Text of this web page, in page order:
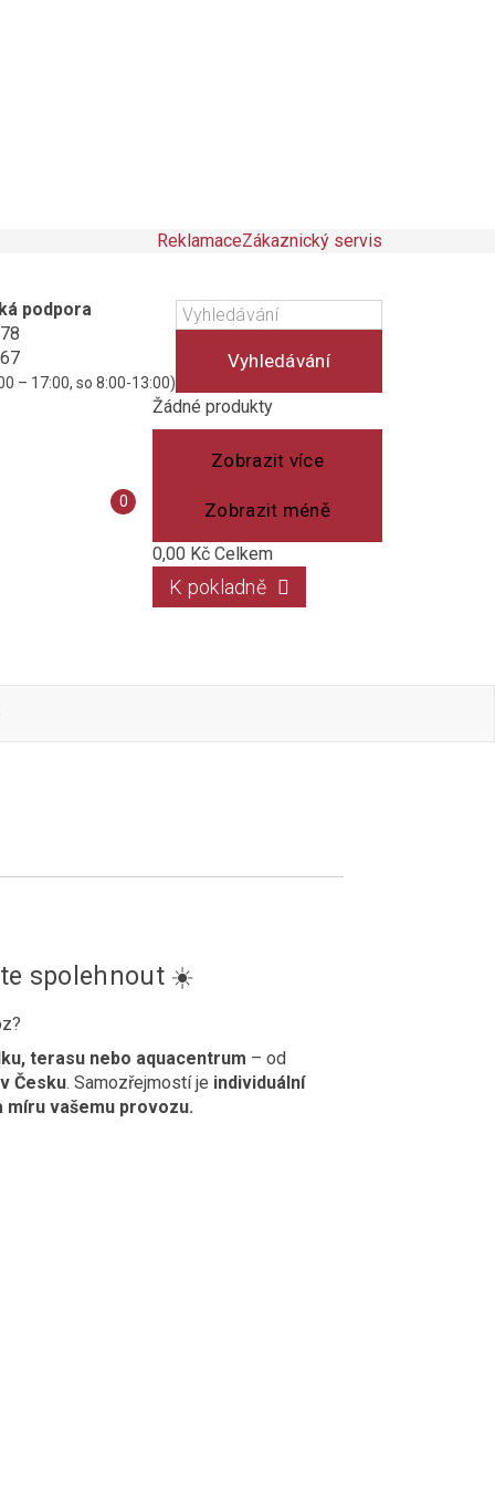
ReklamaceZákaznický servis
podpora
– 17:00, so 8:00-13:00)
Vyhledávání
Košík
(prázdný)
Žádné produkty
Zobrazit více
Zobrazit méně
0,00 Kč Celkem
K pokladně
Porovnání
0
spolehnout ☀️
terasu nebo aquacentrum – od
Česku. Samozřejmostí je individuální
míru vašemu provozu.